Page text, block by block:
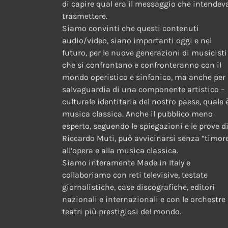
di capire qual era il messaggio che
trasmettere.
Siamo convinti che questi contenuti
audio/video, siano importanti oggi e nel
futuro, per le nuove generazioni di musicisti
che si confrontano e confronteranno con il
mondo operistico e sinfonico, ma anche per
salvaguardia di una componente artistico –
culturale identitaria del nostro paese, quale
musica classica. Anche il pubblico meno
esperto, seguendo le spiegazioni e le prove di
Riccardo Muti, può avvicinarsi senza
all’opera e alla musica classica.
Siamo interamente Made in Italy e
collaboriamo con reti televisive, testate
giornalistiche, case discografiche, editori
nazionali e internazionali e con le orchestre
teatri più prestigiosi del mondo.